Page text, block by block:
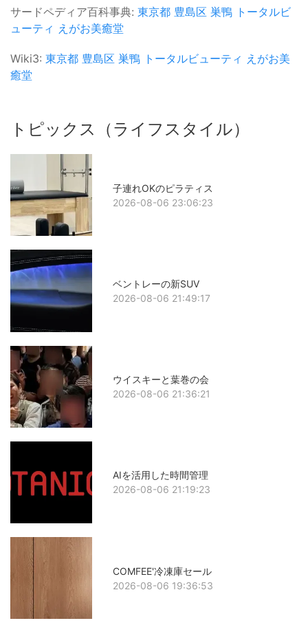
サードペディア百科事典: 東京都 豊島区 巣鴨 トータルビ
ューティ えがお美癒堂
Wiki3: 東京都 豊島区 巣鴨 トータルビューティ えがお美
癒堂
トピックス（ライフスタイル）
子連れOKのピラティス
2026-08-06 23:06:23
ベントレーの新SUV
2026-08-06 21:49:17
ウイスキーと葉巻の会
2026-08-06 21:36:21
AIを活用した時間管理
2026-08-06 21:19:23
COMFEE'冷凍庫セール
2026-08-06 19:36:53